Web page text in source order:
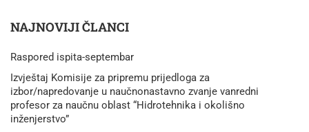
NAJNOVIJI ČLANCI
Raspored ispita-septembar
Izvještaj Komisije za pripremu prijedloga za
izbor/napredovanje u naučnonastavno zvanje vanredni
profesor za naučnu oblast “Hidrotehnika i okolišno
inženjerstvo”